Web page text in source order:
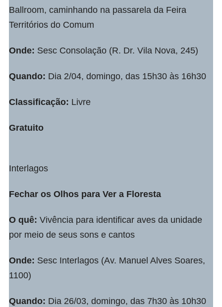
Ballroom, caminhando na passarela da Feira
Territórios do Comum
Onde: Sesc Consolação (R. Dr. Vila Nova, 245)
Quando: Dia 2/04, domingo, das 15h30 às 16h30
Classificação: Livre
Gratuito
Interlagos
Fechar os Olhos para Ver a Floresta
O quê: Vivência para identificar aves da unidade
por meio de seus sons e cantos
Onde: Sesc Interlagos (Av. Manuel Alves Soares,
1100)
Quando: Dia 26/03, domingo, das 7h30 às 10h30